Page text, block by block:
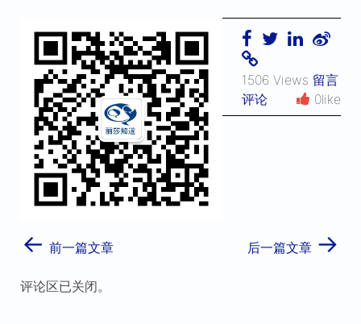
1506 Views 留言
评论
0like
← 前一篇文章 后一篇文章 →
评论区已关闭。